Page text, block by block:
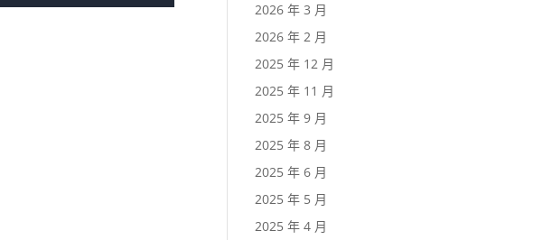
2026 年 3 月
2026 年 2 月
2025 年 12 月
2025 年 11 月
2025 年 9 月
2025 年 8 月
2025 年 6 月
2025 年 5 月
2025 年 4 月